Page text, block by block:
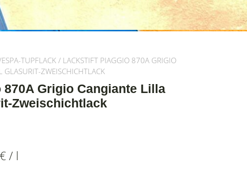
TUPFLACK / LACKSTIFT PIAGGIO 870A GRIGIO
ZWEISCHICHTLACK
Grigio Cangiante Lilla
Zweischichtlack
€/ l